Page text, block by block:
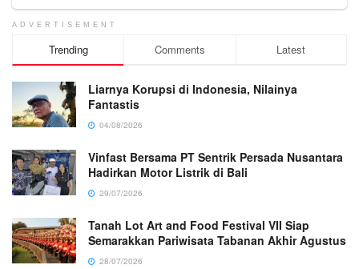
ADVERTISEMENT
Trending Comments Latest
Liarnya Korupsi di Indonesia, Nilainya
Fantastis
04/08/2026
Vinfast Bersama PT Sentrik Persada Nusantara
Hadirkan Motor Listrik di Bali
29/07/2026
Tanah Lot Art and Food Festival VII Siap
Semarakkan Pariwisata Tabanan Akhir Agustus
28/07/2026